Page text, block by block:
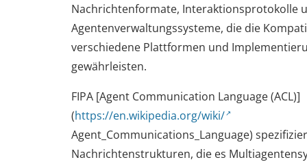
Nachrichtenformate, Interaktionsprotokolle
Agentenverwaltungssysteme, die die
verschiedene Plattformen und
gewährleisten.
FIPA [Agent Communication Language (ACL)]
(https://en.wikipedia.org/wiki/
Agent_Communications_Language)
Nachrichtenstrukturen, die es